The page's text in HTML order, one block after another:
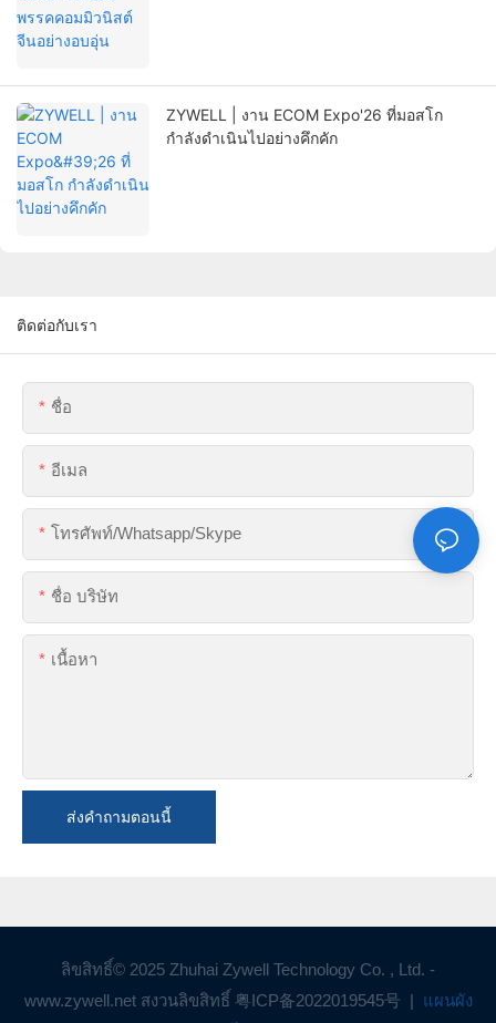
ZYWELL | งาน ECOM Expo'26 ที่มอสโก
กำลังดำเนินไปอย่างคึกคัก
ติดต่อกับเรา
ชื่อ
อีเมล
โทรศัพท์/whatsapp/skype
ชื่อ บริษัท
เนื้อหา
ส่งคำถามตอนนี้
ลิขสิทธิ์© 2025 Zhuhai Zywell Technology Co. , Ltd. -
www.zywell.net สงวนลิขสิทธิ์ 粤ICP备2022019545号 | แผนผัง